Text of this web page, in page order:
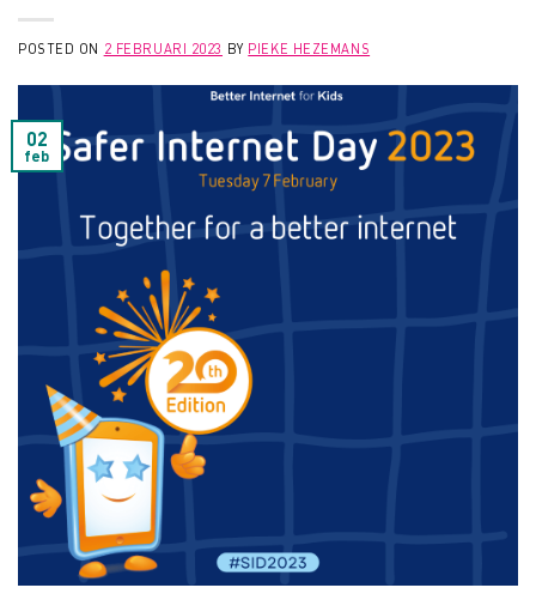
POSTED ON 2 FEBRUARI 2023 BY PIEKE HEZEMANS
02
feb